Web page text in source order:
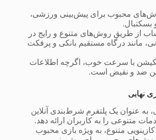
محبوب برای پیش‌بینی ورزشی،
بسکتبال.
از طریق روش‌های متنوع و رایج در
مانند درگاه مستقیم بانکی و پرفکت
با سرعت خوب، اگرچه اطلاعات
ضد و نقیض است.
به عنوان یک پلتفرم شرط‌بندی آنلاین
متنوعی را به کاربران ارائه دهد.
متنوع، به ویژه بازی محبوب